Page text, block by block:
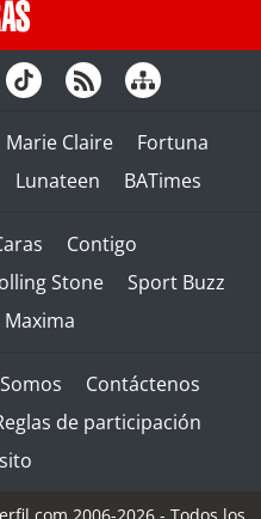
Marie Claire
Fortuna
Lunateen BATimes
Contigo
Stone
Sport Buzz
Maxima
Contáctenos
de participación